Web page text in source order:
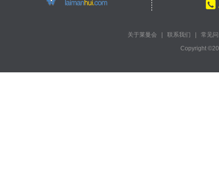
关于莱曼会 联系我们
常见
Copyright